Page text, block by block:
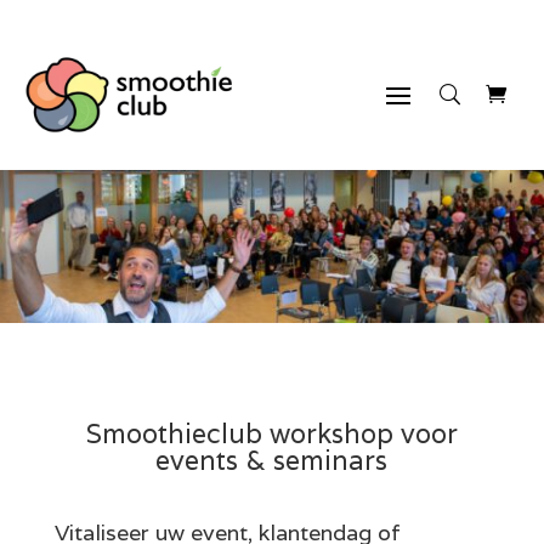
Smoothieclub workshop voor
events & seminars
Vitaliseer uw event, klantendag of